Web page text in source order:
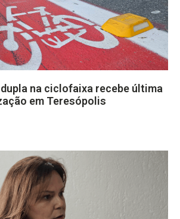
na ciclofaixa recebe última
em Teresópolis